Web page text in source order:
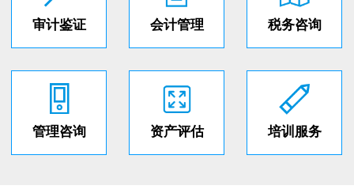
审计鉴证 会计管理 税务咨询
管理咨询 资产评估 培训服务